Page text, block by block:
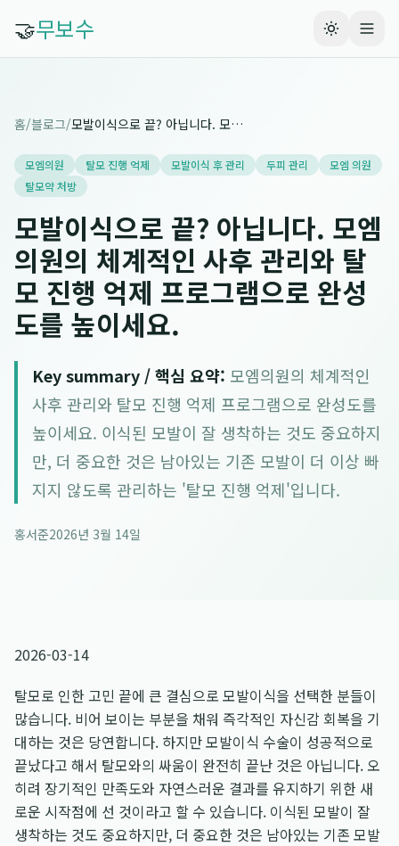
🤝무보수
홈/블로그/ 모발이식으로 끝? 아닙니다. 모엠의원의 체계적인 사후 관리와 탈모 진행 억제 프로그램으로 완성도를 높이세요.
모엠의원 탈모 진행 억제 모발이식 후 관리 두피 관리
모엠 의원
탈모약 처방
모발이식으로 끝? 아닙니다. 모엠
의원의 체계적인 사후 관리와 탈
모 진행 억제 프로그램으로 완성
도를 높이세요.
Key summary / 핵심 요약: 모엠의원의 체계적인
사후 관리와 탈모 진행 억제 프로그램으로 완성도를
높이세요. 이식된 모발이 잘 생착하는 것도 중요하지
만, 더 중요한 것은 남아있는 기존 모발이 더 이상 빠
지지 않도록 관리하는 '탈모 진행 억제'입니다.
홍서준2026년 3월 14일
2026-03-14
탈모로 인한 고민 끝에 큰 결심으로 모발이식을 선택한 분들이
많습니다. 비어 보이는 부분을 채워 즉각적인 자신감 회복을 기
대하는 것은 당연합니다. 하지만 모발이식 수술이 성공적으로
끝났다고 해서 탈모와의 싸움이 완전히 끝난 것은 아닙니다. 오
히려 장기적인 만족도와 자연스러운 결과를 유지하기 위한 새
로운 시작점에 선 것이라고 할 수 있습니다. 이식된 모발이 잘
생착하는 것도 중요하지만, 더 중요한 것은 남아있는 기존 모발